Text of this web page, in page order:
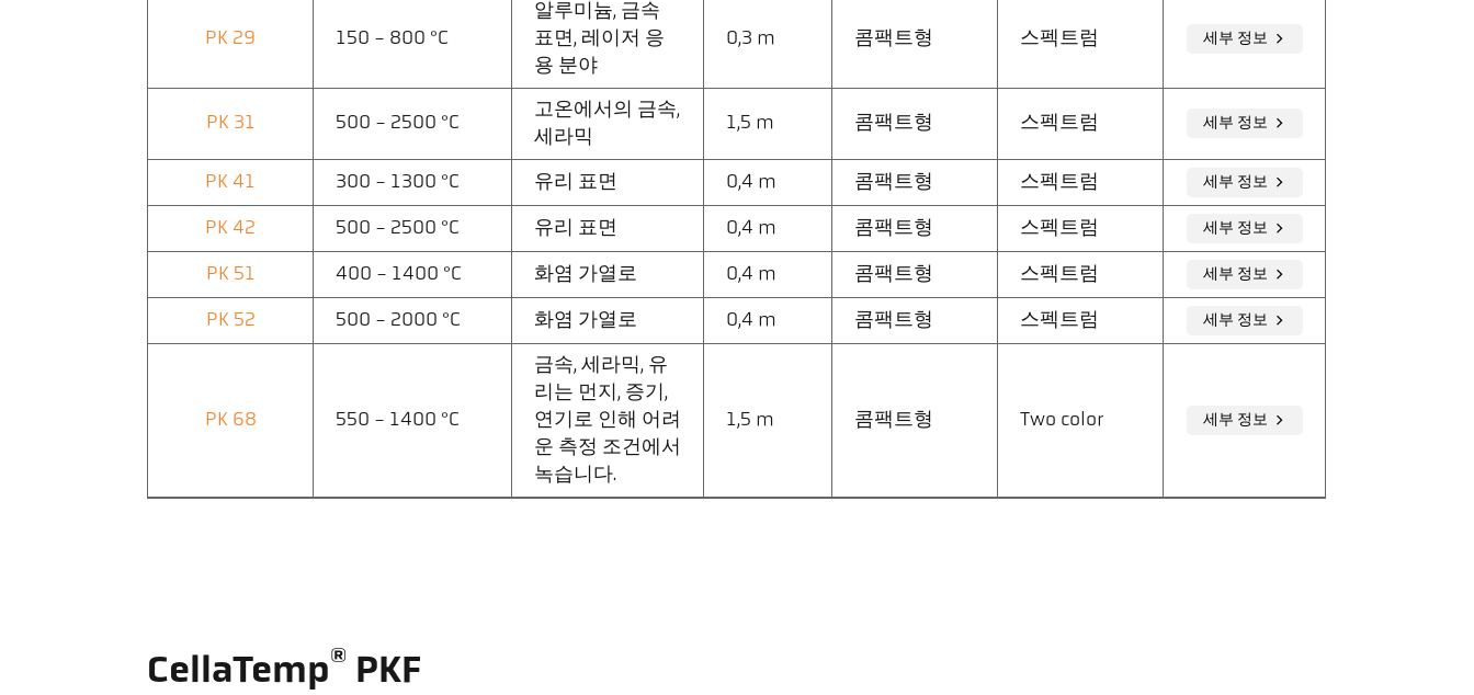
PK 29 150 - 800 °C
알루미늄, 금속
표면, 레이저 응
용 분야
0,3 m 콤팩트형 스펙트럼 세부 정보
PK 31 500 - 2500 °C
고온에서의 금속,
세라믹
1,5 m 콤팩트형 스펙트럼 세부 정보
PK 41 300 - 1300 °C 유리 표면 0,4 m 콤팩트형 스펙트럼 세부 정보
PK 42 500 - 2500 °C 유리 표면 0,4 m 콤팩트형 스펙트럼 세부 정보
PK 51 400 - 1400 °C 화염 가열로 0,4 m 콤팩트형 스펙트럼 세부 정보
PK 52 500 - 2000 °C 화염 가열로 0,4 m 콤팩트형 스펙트럼 세부 정보
PK 68 550 - 1400 °C
금속, 세라믹, 유
리는 먼지, 증기,
연기로 인해 어려
운 측정 조건에서
녹습니다.
1,5 m 콤팩트형 Two color 세부 정보
CellaTemp® PKF